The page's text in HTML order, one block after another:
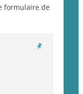
formulaire de